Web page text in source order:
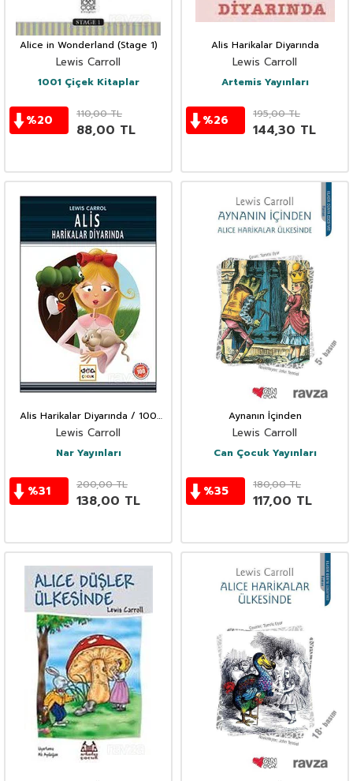
Alice in Wonderland (Stage 1)
Lewis Carroll
1001 Çiçek Kitaplar
%20 110,00TL
88,00 TL
Alis Harikalar Diyarında
Lewis Carroll
Artemis Yayınları
%26 195,00TL
144,30 TL
Alis Harikalar Diyarında / 100
Temel Eser
Lewis Carroll
Nar Yayınları
%31 200,00TL
138,00 TL
Aynanın İçinden
Lewis Carroll
Can Çocuk Yayınları
%35 180,00TL
117,00 TL